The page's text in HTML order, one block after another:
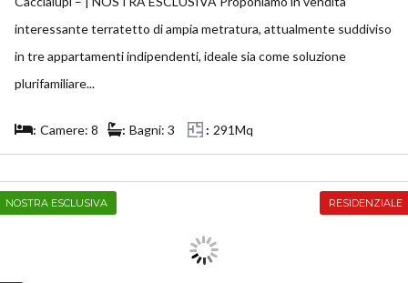
interessante terratetto di ampia metratura, attualmente suddiviso
in tre appartamenti indipendenti, ideale sia come soluzione
plurifamiliare...
Camere: 8 Bagni: 3 291Mq
NOSTRA ESCLUSIVA RESIDENZIALE